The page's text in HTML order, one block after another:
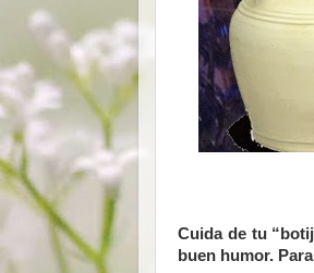
Cuida de tu
buen humor.